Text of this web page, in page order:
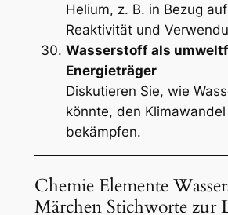
Helium, z. B. in Bezug
Reaktivität und
Wasserstoff als
Energieträger
Diskutieren Sie, wie
könnte, den Klimawandel
bekämpfen.
Chemie Elemente
Märchen Stichworte zur